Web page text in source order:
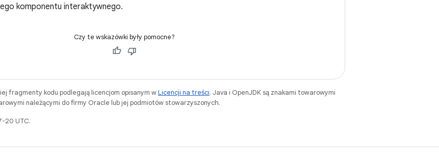
komponentu interaktywnego.
Czy te wskazówki były pomocne?
fragmenty kodu podlegają licencjom opisanym wLicencji na treści. Java i OpenJDK są znakami towarowymi
należącymi do firmy Oracle lub jej podmiotów stowarzyszonych.
20 UTC.